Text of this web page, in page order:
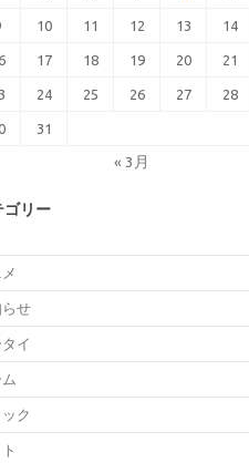
10 11 12 13 14
17 18 19 20 21
24 25 26 27 28
31
« 3月
ゴリー
らせ
イ
ク